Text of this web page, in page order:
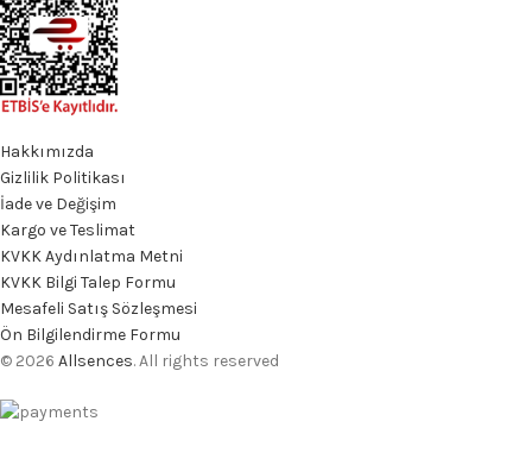
Hakkımızda
Gizlilik Politikası
İade ve Değişim
Kargo ve Teslimat
KVKK Aydınlatma Metni
KVKK Bilgi Talep Formu
Mesafeli Satış Sözleşmesi
Ön Bilgilendirme Formu
© 2026 Allsences. All rights reserved